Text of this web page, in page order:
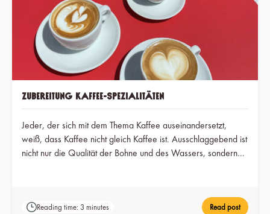
Zubereitung Kaffee-Spezialitäten
Jeder, der sich mit dem Thema Kaffee auseinandersetzt,
weiß, dass Kaffee nicht gleich Kaffee ist. Ausschlaggebend ist
nicht nur die Qualität der Bohne und des Wassers, sondern
braucht man um den perfekten Espresso zuzubereiten - und
wie viel Wasser sollte drauf? Was ist eigentlich beim
Reading time: 3 minutes Read post